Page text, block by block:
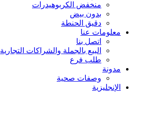
منخفض الكربوهيدرات
بدون بيض
دقيق الحنطة
معلومات عنا
اتصل بنا
البيع بالجملة والشراكات التجارية
طلب فرع
مدونة
وصفات صحية
الإنجليزية